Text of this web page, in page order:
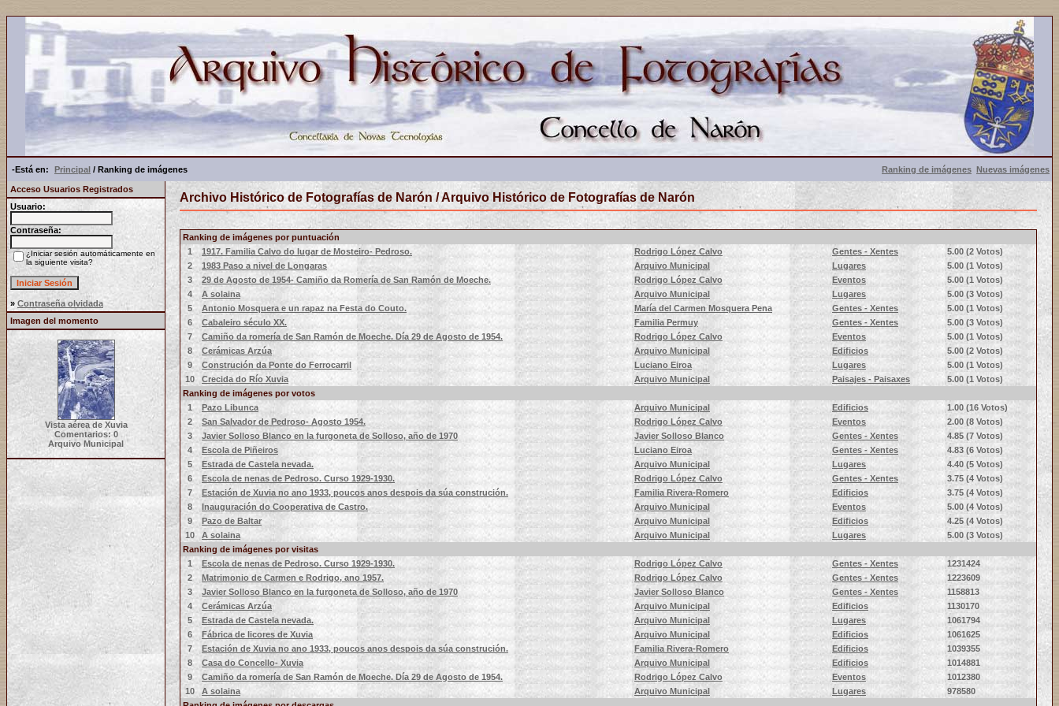
-Está en: Principal / Ranking de imágenes Ranking de imágenes Nuevas imágenes
Acceso Usuarios Registrados
Usuario:
Contraseña:
¿Iniciar sesión automáticamente en
la siguiente visita?
» Contraseña olvidada
Imagen del momento
Vista aérea de Xuvia
Comentarios: 0
Arquivo Municipal
Archivo Histórico de Fotografías de Narón / Arquivo Histórico de Fotografías de Narón
Ranking de imágenes por puntuación
1
1917. Familia Calvo do lugar de Mosteiro- Pedroso. Rodrigo López Calvo Gentes - Xentes 5.00 (2 Votos)
2
1983 Paso a nivel de Longaras Arquivo Municipal Lugares 5.00 (1 Votos)
3
29 de Agosto de 1954- Camiño da Romería de San Ramón de Moeche. Rodrigo López Calvo Eventos 5.00 (1 Votos)
4
A solaina Arquivo Municipal Lugares 5.00 (3 Votos)
5
Antonio Mosquera e un rapaz na Festa do Couto. María del Carmen Mosquera Pena Gentes - Xentes 5.00 (1 Votos)
6
Cabaleiro século XX. Familia Permuy Gentes - Xentes 5.00 (3 Votos)
7
Camiño da romería de San Ramón de Moeche. Día 29 de Agosto de 1954. Rodrigo López Calvo Eventos 5.00 (1 Votos)
8
Cerámicas Arzúa Arquivo Municipal Edificios 5.00 (2 Votos)
9
Construción da Ponte do Ferrocarril Luciano Eiroa Lugares 5.00 (1 Votos)
10
Crecida do Río Xuvia Arquivo Municipal Paisajes - Paisaxes 5.00 (1 Votos)
Ranking de imágenes por votos
1
Pazo Libunca Arquivo Municipal Edificios 1.00 (16 Votos)
2
San Salvador de Pedroso- Agosto 1954. Rodrigo López Calvo Eventos 2.00 (8 Votos)
3
Javier Solloso Blanco en la furgoneta de Solloso, año de 1970 Javier Solloso Blanco Gentes - Xentes 4.85 (7 Votos)
4
Escola de Piñeiros Luciano Eiroa Gentes - Xentes 4.83 (6 Votos)
5
Estrada de Castela nevada. Arquivo Municipal Lugares 4.40 (5 Votos)
6
Escola de nenas de Pedroso. Curso 1929-1930. Rodrigo López Calvo Gentes - Xentes 3.75 (4 Votos)
7
Estación de Xuvia no ano 1933, poucos anos despois da súa construción. Familia Rivera-Romero Edificios 3.75 (4 Votos)
8
Inauguración do Cooperativa de Castro. Arquivo Municipal Eventos 5.00 (4 Votos)
9
Pazo de Baltar Arquivo Municipal Edificios 4.25 (4 Votos)
10
A solaina Arquivo Municipal Lugares 5.00 (3 Votos)
Ranking de imágenes por visitas
1
Escola de nenas de Pedroso. Curso 1929-1930. Rodrigo López Calvo Gentes - Xentes
1231424
2
Matrimonio de Carmen e Rodrigo, ano 1957. Rodrigo López Calvo Gentes - Xentes
1223609
3
Javier Solloso Blanco en la furgoneta de Solloso, año de 1970 Javier Solloso Blanco Gentes - Xentes
1158813
4
Cerámicas Arzúa Arquivo Municipal Edificios
1130170
5
Estrada de Castela nevada. Arquivo Municipal Lugares
1061794
6
Fábrica de licores de Xuvia Arquivo Municipal Edificios
1061625
7
Estación de Xuvia no ano 1933, poucos anos despois da súa construción. Familia Rivera-Romero Edificios
1039355
8
Casa do Concello- Xuvia Arquivo Municipal Edificios
1014881
9
Camiño da romería de San Ramón de Moeche. Día 29 de Agosto de 1954. Rodrigo López Calvo Eventos
1012380
10
A solaina Arquivo Municipal Lugares
978580